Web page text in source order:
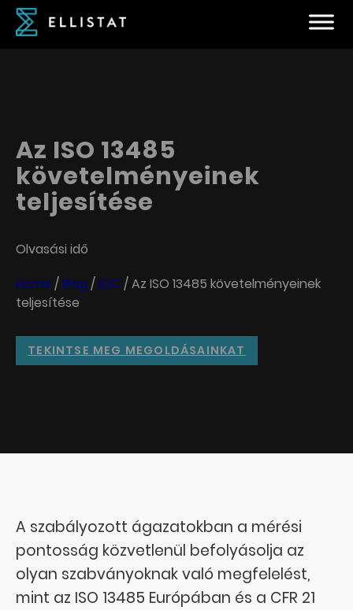
Az ISO 13485
követelményeinek
teljesítése
Olvasási idő
Home /Blog /IQC /Az ISO 13485 követelményeinek
teljesítése
TEKINTSE MEG MEGOLDÁSAINKAT
A szabályozott ágazatokban a mérési
pontosság közvetlenül befolyásolja az
olyan szabványoknak való megfelelést,
mint az ISO 13485 Európában és a CFR 21